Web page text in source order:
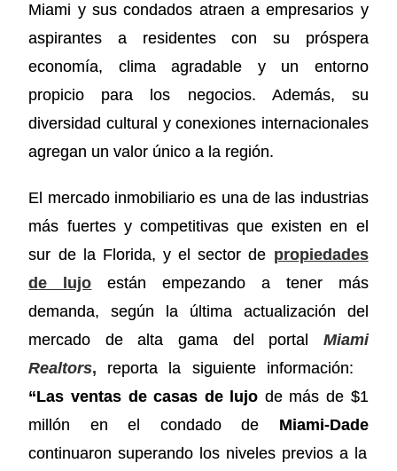
Miami y sus condados atraen a empresarios y
aspirantes a residentes con su próspera
economía, clima agradable y un entorno
propicio para los negocios. Además, su
diversidad cultural y conexiones internacionales
agregan un valor único a la región.
El mercado inmobiliario es una de las industrias
más fuertes y competitivas que existen en el
sur de la Florida, y el sector de propiedades
de lujo están empezando a tener más
demanda, según la última actualización del
mercado de alta gama del portal Miami
Realtors, reporta la siguiente información:
“Las ventas de casas de lujo de más de $1
millón en el condado de Miami-Dade
continuaron superando los niveles previos a la